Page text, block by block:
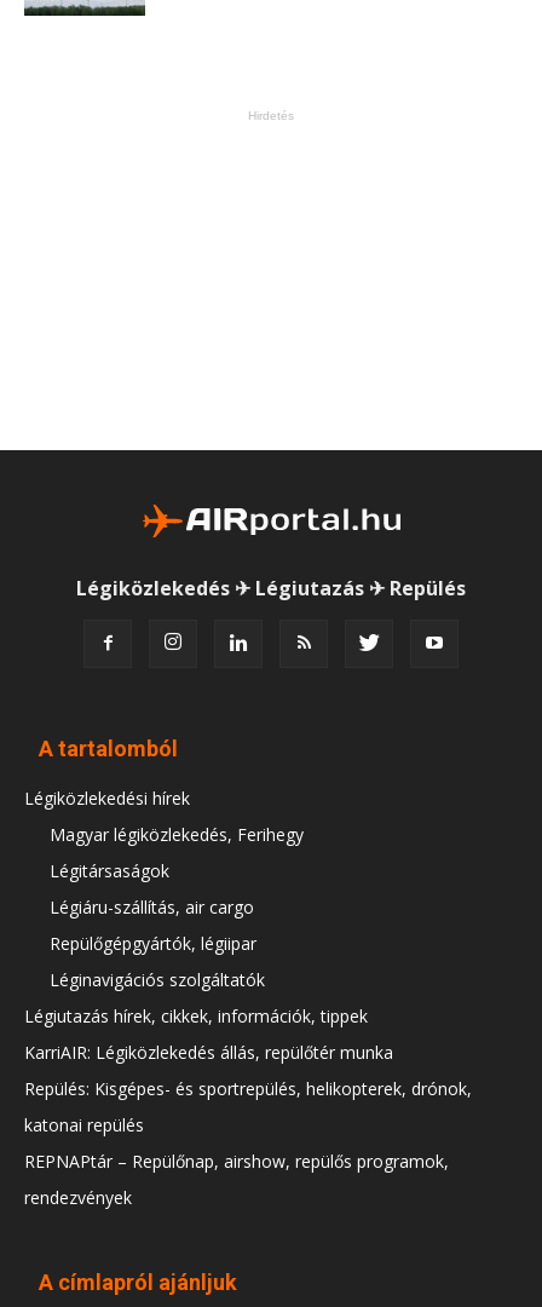
Hirdetés
Légiközlekedés ✈ Légiutazás ✈ Repülés
A tartalomból
Légiközlekedési hírek
Magyar légiközlekedés, Ferihegy
Légitársaságok
Légiáru-szállítás, air cargo
Repülőgépgyártók, légiipar
Léginavigációs szolgáltatók
Légiutazás hírek, cikkek, információk, tippek
KarriAIR: Légiközlekedés állás, repülőtér munka
Repülés: Kisgépes- és sportrepülés, helikopterek, drónok,
katonai repülés
REPNAPtár – Repülőnap, airshow, repülős programok,
rendezvények
A címlapról ajánljuk